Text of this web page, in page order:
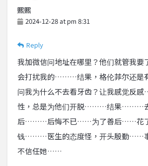
熙熙
2024-12-28 at pm 8:31
Reply
我加微信问地址在哪里？他们就管我要
会打扰我的………结果，格伦菲尔还是
问我为什么不去看牙齿？让我感觉反
性，总是为他们开脱………结果
后………后悔不已……为了善后……花
钱………医生的态度怪，开头殷勤……
不信任她……